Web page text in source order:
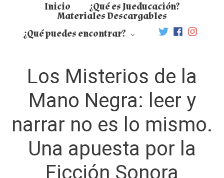
Inicio ¿Qué es Jueducación?
Materiales Descargables
¿Qué puedes encontrar?
Los Misterios de la
Mano Negra: leer y
narrar no es lo mismo.
Una apuesta por la
Ficción Sonora